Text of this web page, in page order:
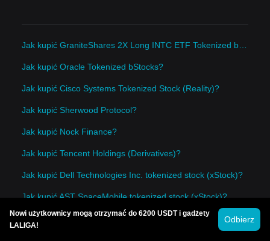
Jak kupić Oracle Tokenized bStocks?
Jak kupić Cisco Systems Tokenized Stock (Reality)?
Jak kupić Sherwood Protocol?
Jak kupić Nock Finance?
Jak kupić Tencent Holdings (Derivatives)?
Jak kupić Dell Technologies Inc. tokenized stock (xStock)?
Jak kupić AST SpaceMobile tokenized stock (xStock)?
Jak kupić IREN tokenized stock (xStock)?
Nowi użytkownicy mogą otrzymać do 6200 USDT i gadżety
LALIGA!
Odbierz